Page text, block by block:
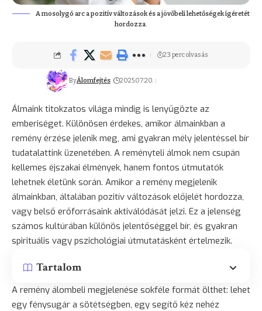
A mosolygó arc a pozitív változások és a jövőbeli lehetőségek ígéretét
hordozza.
ByÁlomfejtés 2025.07.20.
23 perc olvasás
Álmaink titokzatos világa mindig is lenyűgözte az
emberiséget. Különösen érdekes, amikor álmainkban a
remény érzése jelenik meg, ami gyakran mély jelentéssel bír
tudatalattink üzenetében. A reményteli álmok nem csupán
kellemes éjszakai élmények, hanem fontos útmutatók
lehetnek életünk során. Amikor a remény megjelenik
álmainkban, általában pozitív változások előjelét hordozza,
vagy belső erőforrásaink aktiválódását jelzi. Ez a jelenség
számos kultúrában különös jelentőséggel bír, és gyakran
spirituális vagy pszichológiai útmutatásként értelmezik.
Tartalom
A remény álombeli megjelenése sokféle formát ölthet: lehet
egy fénysugár a sötétségben, egy segítő kéz nehéz